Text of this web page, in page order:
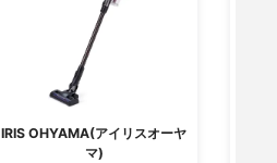
IRIS OHYAMA(アイリスオーヤ
マ)